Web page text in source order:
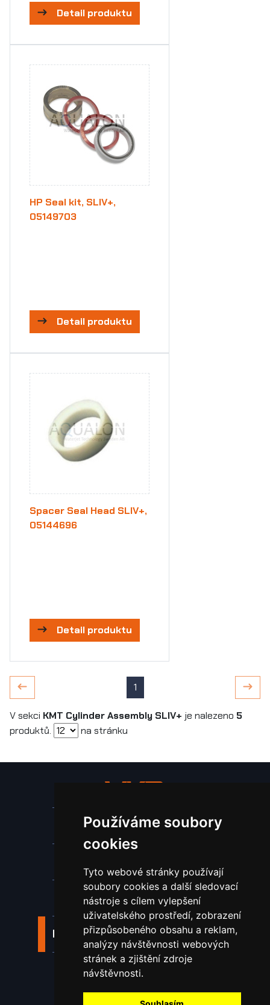
Používáme soubory
cookies
Tyto webové stránky používají
soubory cookies a další sledovací
nástroje s cílem vylepšení
uživatelského prostředí, zobrazení
přizpůsobeného obsahu a reklam,
analýzy návštěvnosti webových
stránek a zjištění zdroje
návštěvnosti.
Detail produktu
HP Seal kit, SLIV+,
05149703
Detail produktu
Spacer Seal Head SLIV+,
05144696
Detail produktu
1
V sekci KMT Cylinder Assembly SLIV+ je nalezeno 5
produktů.
na stránku
Stroje a zařízení
Spotřební materiál a nástroje
Náhradní díly pro vodní paprsek
Laserové svařování